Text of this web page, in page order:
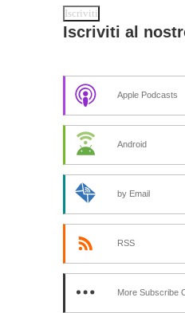
Iscriviti al
Apple Podcasts
Android
by Email
RSS
More Subscribe